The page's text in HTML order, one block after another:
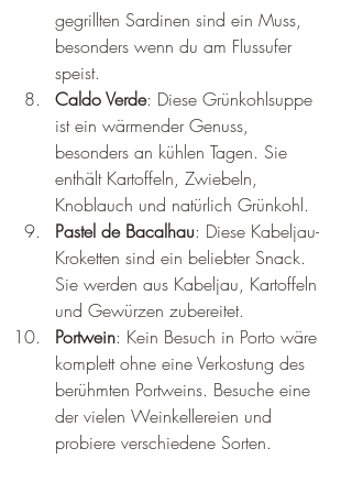
gegrillten Sardinen sind ein Muss,
besonders wenn du am Flussufer
speist.
Caldo Verde: Diese Grünkohlsuppe
ist ein wärmender Genuss,
besonders an kühlen Tagen. Sie
enthält Kartoffeln, Zwiebeln,
Knoblauch und natürlich Grünkohl.
Pastel de Bacalhau: Diese Kabeljau-
Kroketten sind ein beliebter Snack.
Sie werden aus Kabeljau, Kartoffeln
und Gewürzen zubereitet.
Portwein: Kein Besuch in Porto wäre
komplett ohne eine Verkostung des
berühmten Portweins. Besuche eine
der vielen Weinkellereien und
probiere verschiedene Sorten.